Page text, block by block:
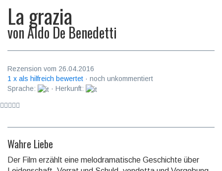
La grazia
vonAldo De Benedetti
Rezension vom 26.04.2016
1 x als hilfreich bewertet · noch unkommentiert
Sprache:
· Herkunft:
Wahre Liebe
Der Film erzählt eine melodramatische Geschichte über